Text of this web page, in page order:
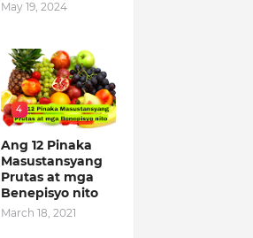
May 19, 2024
4
Ang 12 Pinaka
Masustansyang
Prutas at mga
Benepisyo nito
March 18, 2021